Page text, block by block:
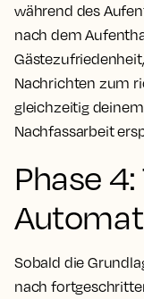
während des
nach dem
Nachrichten zum
gleichzeitig
Nachfassarbeit
Phase
Sobald die
nach